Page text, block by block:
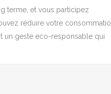
terme, et vous participez
réduire votre
un geste eco-responsable qui